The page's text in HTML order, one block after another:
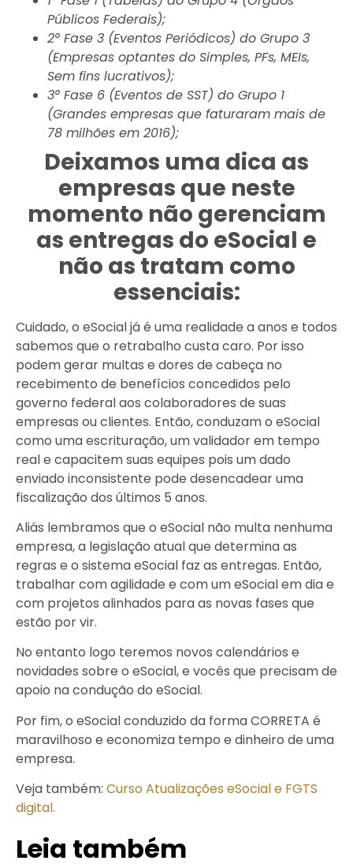
Públicos Federais);
2° Fase 3 (Eventos Periódicos) do Grupo 3
(Empresas optantes do Simples, PFs, MEIs,
Sem fins lucrativos);
3° Fase 6 (Eventos de SST) do Grupo 1
(Grandes empresas que faturaram mais de
78 milhões em 2016);
Deixamos uma dica as
empresas que neste
momento não gerenciam
as entregas do eSocial e
não as tratam como
essenciais:
Cuidado, o eSocial já é uma realidade a anos e todos
sabemos que o retrabalho custa caro. Por isso
podem gerar multas e dores de cabeça no
recebimento de benefícios concedidos pelo
governo federal aos colaboradores de suas
empresas ou clientes. Então, conduzam o eSocial
como uma escrituração, um validador em tempo
real e capacitem suas equipes pois um dado
enviado inconsistente pode desencadear uma
fiscalização dos últimos 5 anos.
Aliás lembramos que o eSocial não multa nenhuma
empresa, a legislação atual que determina as
regras e o sistema eSocial faz as entregas. Então,
trabalhar com agilidade e com um eSocial em dia e
com projetos alinhados para as novas fases que
estão por vir.
No entanto logo teremos novos calendários e
novidades sobre o eSocial, e vocês que precisam de
apoio na condução do eSocial.
Por fim, o eSocial conduzido da forma CORRETA é
maravilhoso e economiza tempo e dinheiro de uma
empresa.
Veja também: Curso Atualizações eSocial e FGTS
digital.
Leia também